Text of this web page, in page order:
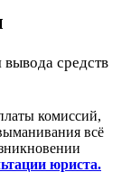
средств
комиссий,
всё
юриста.